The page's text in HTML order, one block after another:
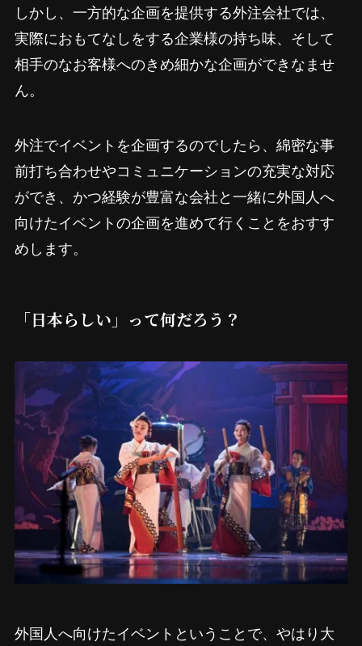
しかし、一方的な企画を提供する外注会社では、
実際におもてなしをする企業様の持ち味、そして
相手のなお客様へのきめ細かな企画ができなませ
ん。
外注でイベントを企画するのでしたら、綿密な事
前打ち合わせやコミュニケーションの充実な対応
ができ、かつ経験が豊富な会社と一緒に外国人へ
向けたイベントの企画を進めて行くことをおすす
めします。
「日本らしい」って何だろう？
外国人へ向けたイベントということで、やはり大